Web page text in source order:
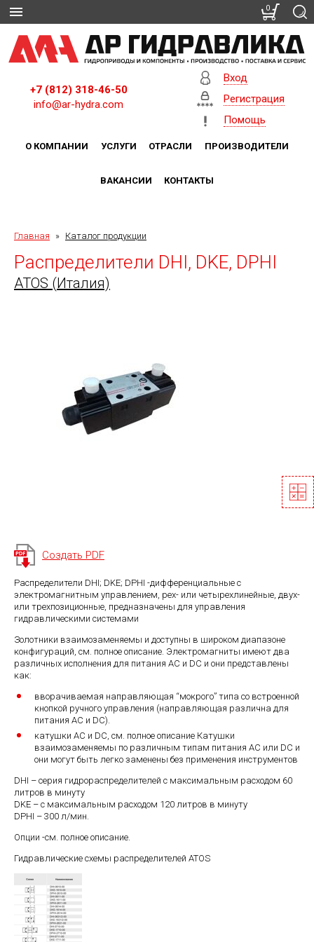
+7 (812) 318-46-50
info@ar-hydra.com
Вход
Регистрация
Помощь
О КОМПАНИИ УСЛУГИ ОТРАСЛИ ПРОИЗВОДИТЕЛИ
ВАКАНСИИ КОНТАКТЫ
Главная » Каталог продукции
Распределители DHI, DKE, DPHI
ATOS (Италия)
Создать PDF
Распределители DHI; DKE; DPHI -дифференциальные с
электромагнитным управлением, рех- или четырехлинейные, двух-
или трехпозиционные, предназначены для управления
гидравлическими системами
Золотники взаимозаменяемы и доступны в широком диапазоне
конфигураций, см. полное описание. Электромагниты имеют два
различных исполнения для питания АС и DC и они представлены
как:
вворачиваемая направляющая “мокрого” типа со встроенной
кнопкой ручного управления (направляющая различна для
питания АС и DC).
катушки АС и DC, см. полное описание Катушки
взаимозаменяемы по различным типам питания АС или DC и
они могут быть легко заменены без применения инструментов
DHI – серия гидрораспределителей с максимальным расходом 60
литров в минуту
DKE – с максимальным расходом 120 литров в минуту
DPHI – 300 л/мин.
Опции -см. полное описание.
Гидравлические схемы распределителей ATOS
0